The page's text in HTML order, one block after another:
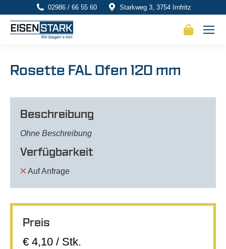
02986 / 66 55 60 Starkweg 3, 3754 Irnfritz
Rosette FAL Ofen 120 mm
Beschreibung
Ohne Beschreibung
Verfügbarkeit
Auf Anfrage
Preis
€ 4,10 / Stk.